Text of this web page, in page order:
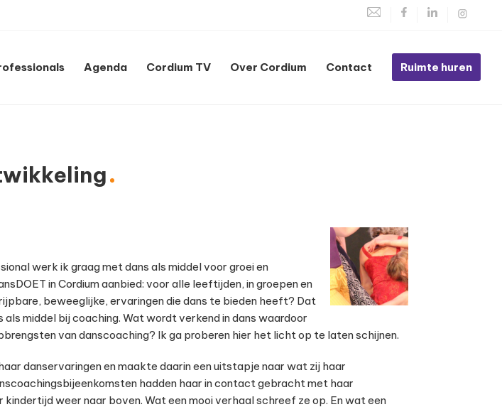
Agenda Cordium TV Over Cordium Contact Ruimte huren
werk ik graag met dans als middel voor groei en
in Cordium aanbied: voor alle leeftijden, in groepen en
beweeglijke, ervaringen die dans te bieden heeft? Dat
middel bij coaching. Wat wordt verkend in dans waardoor
van danscoaching? Ik ga proberen hier het licht op te laten schijnen.
danservaringen en maakte daarin een uitstapje naar wat zij haar
hadden haar in contact gebracht met haar
weer naar boven. Wat een mooi verhaal schreef ze op. En wat een